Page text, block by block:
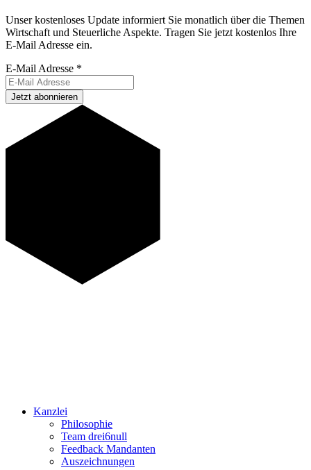
Unser kostenloses Update informiert Sie monatlich über die Themen
Wirtschaft und Steuerliche Aspekte. Tragen Sie jetzt kostenlos Ihre
E-Mail Adresse ein.
E-Mail Adresse *
Jetzt abonnieren
Kanzlei
Philosophie
Team drei6null
Feedback Mandanten
Auszeichnungen